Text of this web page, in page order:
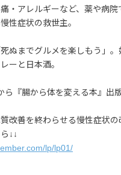
・アレルギーなど、薬や病院
性症状の救世主。
ぬまでグルメを楽しもう」。
ーと日本酒。
ら『腸から体を変える本』出
改善を終わらせる慢性症状の
↓↓
lp/lp01/